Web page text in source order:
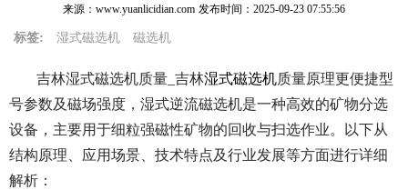
来源：www.yuanlicidian.com 发布时间： 2025-09-23 07:55:56
标签: 湿式磁选机 磁选机
吉林湿式磁选机质量_吉林湿式磁选机质量原理更便捷型
号参数及磁场强度，湿式逆流磁选机是一种高效的矿物分选
设备，主要用于细粒强磁性矿物的回收与扫选作业。以下从
结构原理、应用场景、技术特点及行业发展等方面进行详细
解析：